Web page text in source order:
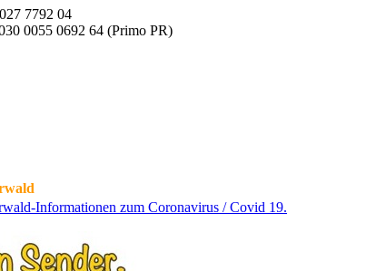
7792 04
0055 0692 64 (Primo PR)
Informationen zum Coronavirus / Covid 19.